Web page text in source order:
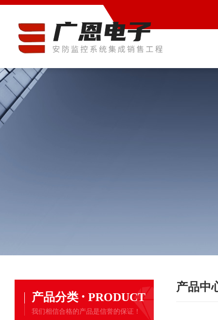
产品分类 · PRODUCT
我们相信合格的产品是信誉的保证！
产品中